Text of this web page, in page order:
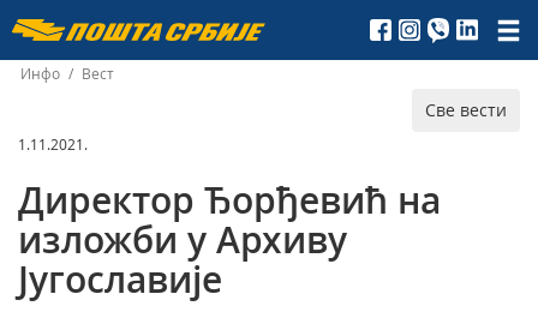
Пошта
Србије
д.о.о.
Инфо / Вест
Све вести
1.11.2021.
Директор Ђорђевић на
изложби у Архиву
Југославије